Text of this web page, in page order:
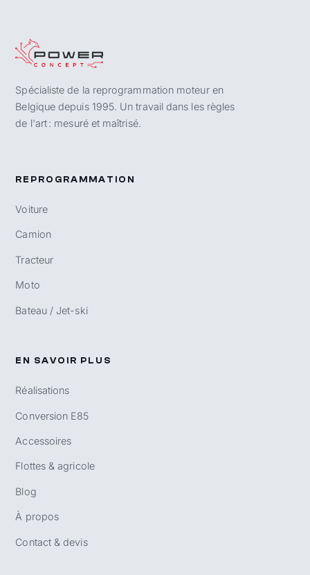
Spécialiste de la reprogrammation moteur en
Belgique depuis 1995. Un travail dans les règles
de l'art : mesuré et maîtrisé.
REPROGRAMMATION
Voiture
Camion
Tracteur
Moto
Bateau / Jet-ski
EN SAVOIR PLUS
Réalisations
Conversion E85
Accessoires
Flottes & agricole
Blog
À propos
Contact & devis